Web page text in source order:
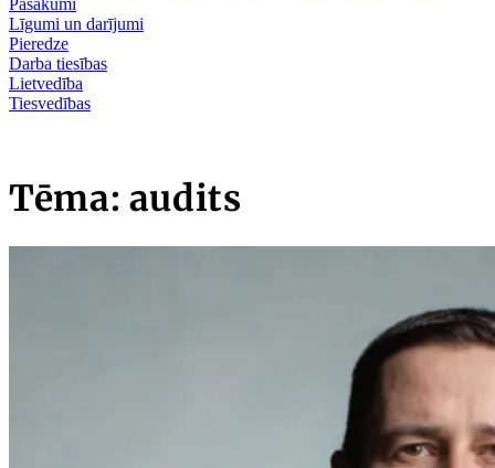
Līgumi un darījumi
Pieredze
Darba tiesības
Lietvedība
Tiesvedības
Tēma: audits